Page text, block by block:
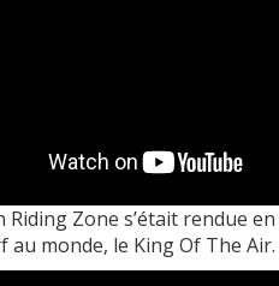
Riding Zone s’était rendue
au monde, le King Of The Air.